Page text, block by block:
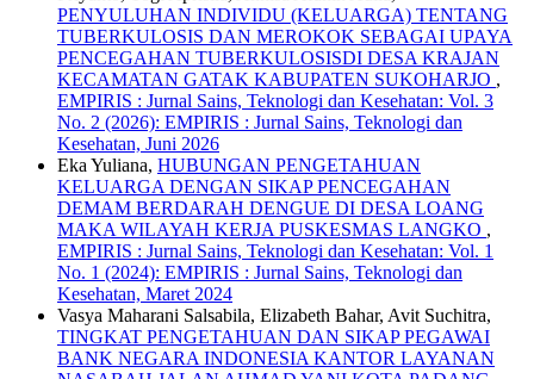
PENYULUHAN INDIVIDU (KELUARGA) TENTANG
TUBERKULOSIS DAN MEROKOK SEBAGAI UPAYA
PENCEGAHAN TUBERKULOSISDI DESA KRAJAN
KECAMATAN GATAK KABUPATEN SUKOHARJO ,
EMPIRIS : Jurnal Sains, Teknologi dan Kesehatan: Vol. 3
No. 2 (2026): EMPIRIS : Jurnal Sains, Teknologi dan
Kesehatan, Juni 2026
Eka Yuliana, HUBUNGAN PENGETAHUAN
KELUARGA DENGAN SIKAP PENCEGAHAN
DEMAM BERDARAH DENGUE DI DESA LOANG
MAKA WILAYAH KERJA PUSKESMAS LANGKO ,
EMPIRIS : Jurnal Sains, Teknologi dan Kesehatan: Vol. 1
No. 1 (2024): EMPIRIS : Jurnal Sains, Teknologi dan
Kesehatan, Maret 2024
Vasya Maharani Salsabila, Elizabeth Bahar, Avit Suchitra,
TINGKAT PENGETAHUAN DAN SIKAP PEGAWAI
BANK NEGARA INDONESIA KANTOR LAYANAN